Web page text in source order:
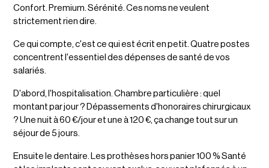
Confort. Premium. Sérénité. Ces noms ne veulent
strictement rien dire.
Ce qui compte, c'est ce qui est écrit en petit. Quatre postes
concentrent l'essentiel des dépenses de santé de vos
salariés.
D'abord, l'hospitalisation. Chambre particulière : quel
montant par jour ? Dépassements d'honoraires chirurgicaux
? Une nuit à 60 €/jour et une à 120 €, ça change tout sur un
séjour de 5 jours.
Ensuite le dentaire. Les prothèses hors panier 100 % Santé